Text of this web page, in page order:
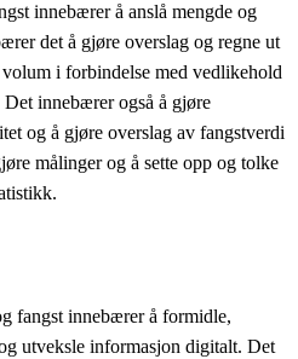
innebærer å anslå mengde og
det å gjøre overslag og regne ut
i forbindelse med vedlikehold
Det innebærer også å gjøre
og å gjøre overslag av fangstverdi
målinger og å sette opp og tolke
fangst innebærer å formidle,
utveksle informasjon digitalt. Det